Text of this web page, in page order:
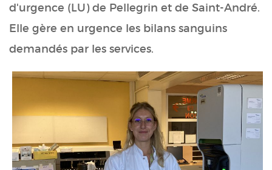
d'urgence (LU) de Pellegrin et de Saint-André.
Elle gère en urgence les bilans sanguins
demandés par les services.